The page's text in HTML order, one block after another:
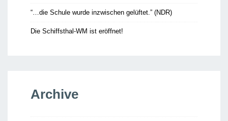
“…die Schule wurde inzwischen gelüftet.” (NDR)
Die Schiffsthal-WM ist eröffnet!
Archive